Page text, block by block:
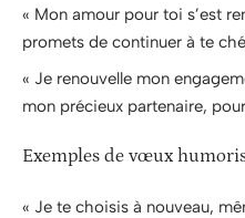
« Mon amour pour toi s’est
promets de continuer à te
« Je renouvelle mon
mon précieux partenaire,
Exemples de vœux
« Je te choisis à nouveau,